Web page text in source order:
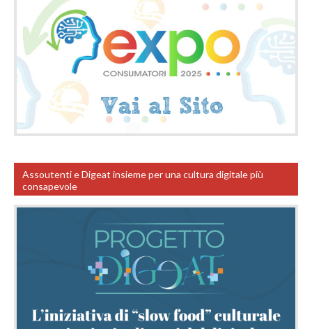
Assoutenti e Digeat insieme per una cultura digitale più
consapevole